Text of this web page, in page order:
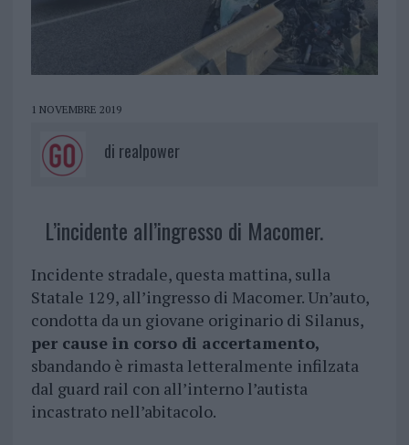
1 NOVEMBRE 2019
di realpower
L’incidente all’ingresso di Macomer.
Incidente stradale, questa mattina, sulla
Statale 129, all’ingresso di Macomer. Un’auto,
condotta da un giovane originario di Silanus,
per cause in corso di accertamento,
sbandando è rimasta letteralmente infilzata
dal guard rail con all’interno l’autista
incastrato nell’abitacolo.